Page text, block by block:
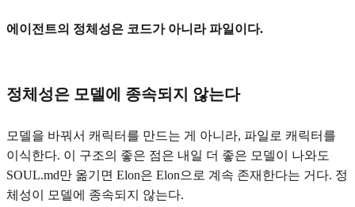
에이전트의 정체성은 코드가 아니라 파일이다.
정체성은 모델에 종속되지 않는다
모델을 바꿔서 캐릭터를 만드는 게 아니라, 파일로 캐릭터를
이식한다. 이 구조의 좋은 점은 내일 더 좋은 모델이 나와도
SOUL.md만 옮기면 Elon은 Elon으로 계속 존재한다는 거다. 정
체성이 모델에 종속되지 않는다.